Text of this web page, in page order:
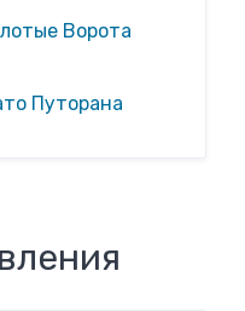
Ворота
Путорана